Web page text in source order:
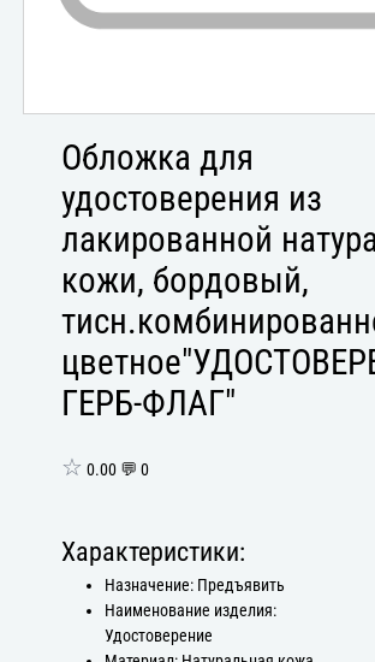
Обложка для
удостоверения из
лакированной
кожи, бордовый,
ГЕРБ-ФЛАГ"
☆ 0.00 💬 0
Характеристики:
Назначение: Предъявить
Наименование изделия:
Удостоверение